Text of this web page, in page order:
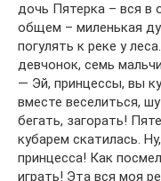
дочь Пятерка – вся в
общем – миленькая
погулять к реке у
девчонок, семь
— Эй, принцессы, вы
вместе веселиться,
бегать, загорать!
кубарем скатилась.
принцесса! Как
играть! Эта вся моя